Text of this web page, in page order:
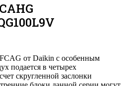
от Daikin c особенным
подается в четырех
скругленной заслонки